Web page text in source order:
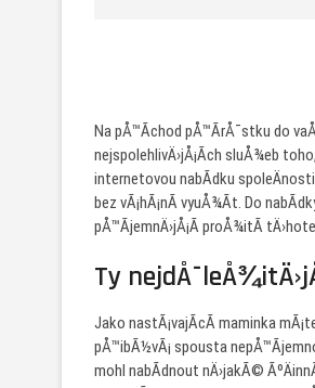
Na pÅ™Ã­chod pÅ™Ã­rÅ¯stku do
nejspolehlivÄ›jÅ¡Ã­ch sluÅ¾eb
internetovou nabÃ­dku
bez vÃ¡hÃ¡nÃ­ vyuÅ¾Ã­t. Do
pÅ™Ã­jemnÄ›jÅ¡Ã­ proÅ¾itÃ­
Ty
Jako nastÃ¡vajÃ­cÃ­ maminka
pÅ™ibÃ½vÃ¡ spousta
mohl nabÃ­dnout nÄ›jakÃ©